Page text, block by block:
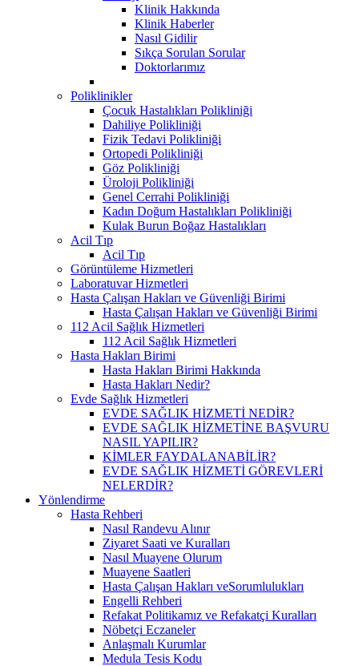
Klinik Hakkında
Klinik Haberler
Nasıl Gidilir
Sıkça Sorulan Sorular
Doktorlarımız
Poliklinikler
Çocuk Hastalıkları Polikliniği
Dahiliye Polikliniği
Fizik Tedavi Polikliniği
Ortopedi Polikliniği
Göz Polikliniği
Üroloji Polikliniği
Genel Cerrahi Polikliniği
Kadın Doğum Hastalıkları Polikliniği
Kulak Burun Boğaz Hastalıkları
Acil Tıp
Acil Tıp
Görüntüleme Hizmetleri
Laboratuvar Hizmetleri
Hasta Çalışan Hakları ve Güvenliği Birimi
Hasta Çalışan Hakları ve Güvenliği Birimi
112 Acil Sağlık Hizmetleri
112 Acil Sağlık Hizmetleri
Hasta Hakları Birimi
Hasta Hakları Birimi Hakkında
Hasta Hakları Nedir?
Evde Sağlık Hizmetleri
EVDE SAĞLIK HİZMETİ NEDİR?
EVDE SAĞLIK HİZMETİNE BAŞVURU
NASIL YAPILIR?
KİMLER FAYDALANABİLİR?
EVDE SAĞLIK HİZMETİ GÖREVLERİ
NELERDİR?
Yönlendirme
Hasta Rehberi
Nasıl Randevu Alınır
Ziyaret Saati ve Kuralları
Nasıl Muayene Olurum
Muayene Saatleri
Hasta Çalışan Hakları veSorumlulukları
Engelli Rehberi
Refakat Politikamız ve Refakatçi Kuralları
Nöbetçi Eczaneler
Anlaşmalı Kurumlar
Medula Tesis Kodu